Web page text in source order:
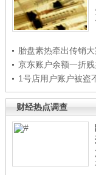
胎盘素热牵出传销大
京东账户余额一折
1号店用户账户被盗
财经热点调查